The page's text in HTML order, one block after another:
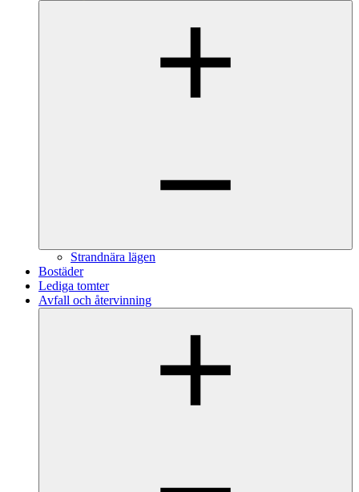
Strandnära lägen
Bostäder
Lediga tomter
Avfall och återvinning